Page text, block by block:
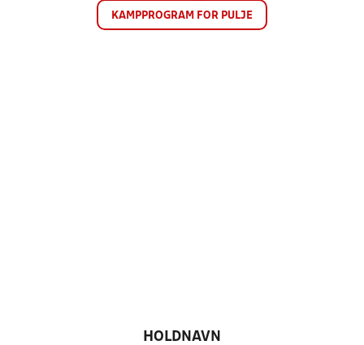
KAMPPROGRAM FOR PULJE
HOLDNAVN